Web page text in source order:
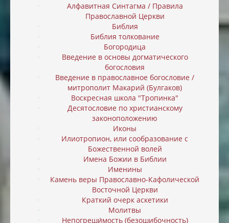
Алфавитная Синтагма / Правила
Православной Церкви
Библия
Библия толкование
Богородица
Введение в основы догматического
богословия
Введение в православное богословие /
митрополит Макарий (Булгаков)
Воскресная школа "Тропинка"
Десятословие по христианскому
законоположению
Иконы
Илиотропион, или cообразование с
Божественной волей
Имена Божии в Библии
Именины
Камень веры Православно-Кафолической
Восточной Церкви
Краткий очерк аскетики
Молитвы
Непогреши́мость (безошибочность)